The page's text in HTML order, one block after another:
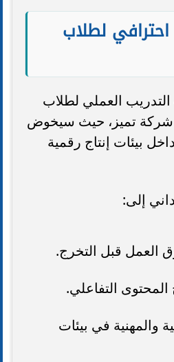
لطلاب
التدريب العملي لطلاب
شركة تميز، حيث سيخوض
بيئات إنتاج رقمية
إلى:
العمل قبل التخرج.
المحتوى التفاعلي.
والمهنية في بيئات